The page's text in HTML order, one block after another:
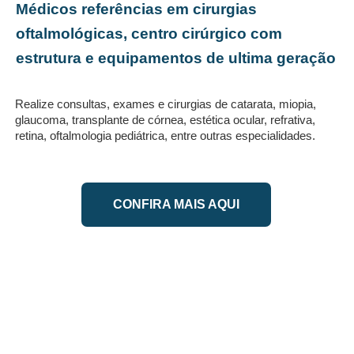
Médicos referências em cirurgias
oftalmológicas, centro cirúrgico com
estrutura e equipamentos de ultima geração
Realize consultas, exames e cirurgias de catarata, miopia,
glaucoma, transplante de córnea, estética ocular, refrativa,
retina, oftalmologia pediátrica, entre outras especialidades.
CONFIRA MAIS AQUI